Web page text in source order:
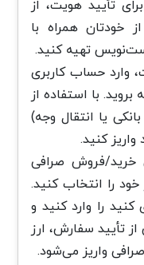
تأیید هویت، از
خودتان همراه با
تهیه کنید.
وارد حساب کاربری
با استفاده از
یا انتقال وجه)
کنید.
فروش صرافی
خود را انتخاب کنید.
را وارد کنید و
تأیید سفارش، ارز
واریز می‌شود.